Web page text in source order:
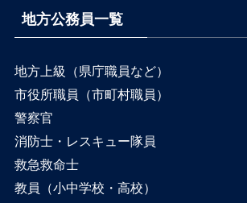
地方公務員一覧
地方上級（県庁職員など）
市役所職員（市町村職員）
警察官
消防士・レスキュー隊員
救急救命士
教員（小中学校・高校）